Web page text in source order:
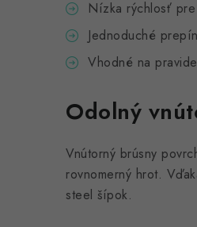
Nízka rýchlosť
Jednoduché
Vhodné na
Odolný
Vnútorný brúsny
rovnomerný hrot.
steel šípok.